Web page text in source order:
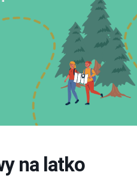
na latko